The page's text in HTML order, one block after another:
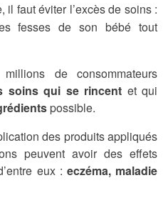
faut éviter l’excès de soins :
fesses de son bébé tout
de consommateurs
soins qui se rincent et qui
possible.
des produits appliqués
peuvent avoir des effets
eux : eczéma, maladie